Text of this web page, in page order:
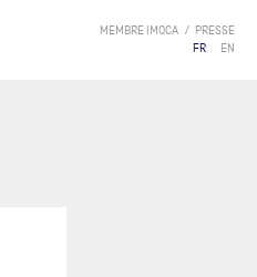
MEMBRE IMOCA
PRESSE
FR
EN